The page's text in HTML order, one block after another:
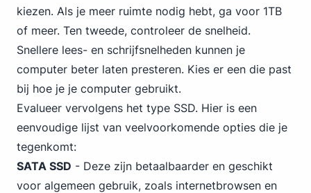
kiezen. Als je meer ruimte nodig hebt, ga voor 1TB
of meer. Ten tweede, controleer de snelheid.
Snellere lees- en schrijfsnelheden kunnen je
computer beter laten presteren. Kies er een die past
bij hoe je je computer gebruikt.
Evalueer vervolgens het type SSD. Hier is een
eenvoudige lijst van veelvoorkomende opties die je
tegenkomt:
SATA SSD - Deze zijn betaalbaarder en geschikt
voor algemeen gebruik, zoals internetbrowsen en